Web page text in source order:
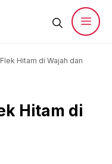
Hitam di Wajah dan
Hitam di